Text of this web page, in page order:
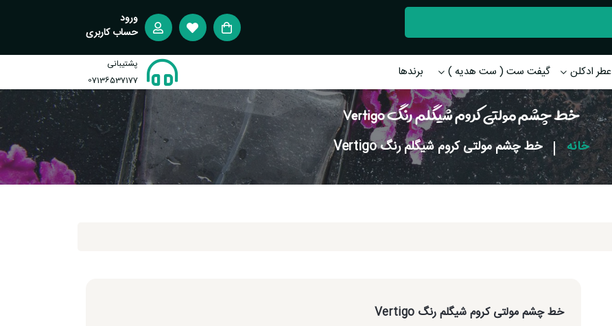
ورود
حساب کاربری
عطر ادکلن گیفت ست ( ست هدیه ) برندها
پشتیبانی
07136537177
خط چشم مولتی کروم شیگلم رنگ Vertigo
خانه | خط چشم مولتی کروم شیگلم رنگ Vertigo
خط چشم مولتی کروم شیگلم رنگ Vertigo